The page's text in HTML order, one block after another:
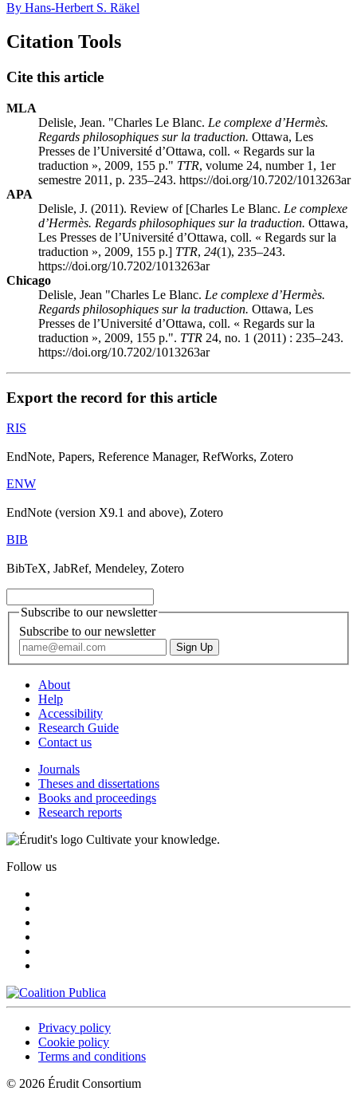
By Hans-Herbert S. Räkel
Citation Tools
Cite this article
MLA
Delisle, Jean. "Charles Le Blanc. Le complexe d’Hermès.
Regards philosophiques sur la traduction. Ottawa, Les
Presses de l’Université d’Ottawa, coll. « Regards sur la
traduction », 2009, 155 p." TTR, volume 24, number 1, 1er
semestre 2011, p. 235–243. https://doi.org/10.7202/1013263ar
APA
Delisle, J. (2011). Review of [Charles Le Blanc. Le complexe
d’Hermès. Regards philosophiques sur la traduction. Ottawa,
Les Presses de l’Université d’Ottawa, coll. « Regards sur la
traduction », 2009, 155 p.] TTR, 24(1), 235–243.
https://doi.org/10.7202/1013263ar
Chicago
Delisle, Jean "Charles Le Blanc. Le complexe d’Hermès.
Regards philosophiques sur la traduction. Ottawa, Les
Presses de l’Université d’Ottawa, coll. « Regards sur la
traduction », 2009, 155 p.". TTR 24, no. 1 (2011) : 235–243.
https://doi.org/10.7202/1013263ar
Export the record for this article
RIS
EndNote, Papers, Reference Manager, RefWorks, Zotero
ENW
EndNote (version X9.1 and above), Zotero
BIB
BibTeX, JabRef, Mendeley, Zotero
Subscribe to our newsletter
Subscribe to our newsletter
About
Help
Accessibility
Research Guide
Contact us
Journals
Theses and dissertations
Books and proceedings
Research reports
Cultivate your knowledge.
Follow us
Privacy policy
Cookie policy
Terms and conditions
© 2026 Érudit Consortium